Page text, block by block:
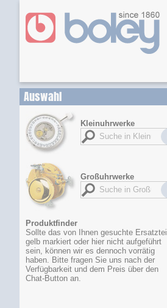
Auswahl
Kleinuhrwerke
Großuhrwerke
Produktfinder
Sollte das von Ihnen gesuchte Ersatzteil
gelb markiert oder hier nicht aufgeführt
sein, können wir es dennoch vorrätig
haben. Bitte fragen Sie uns nach der
Verfügbarkeit und dem Preis über den
Chat-Button an.